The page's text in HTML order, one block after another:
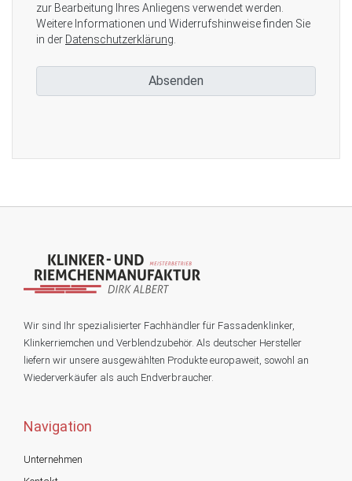
zur Bearbeitung Ihres Anliegens verwendet werden.
Weitere Informationen und Widerrufshinweise finden Sie
in der Datenschutzerklärung
Wir sind Ihr spezialisierter Fachhändler für Fassadenklinker,
Klinkerriemchen und Verblendzubehör. Als deutscher Hersteller
liefern wir unsere ausgewählten Produkte europaweit, sowohl an
Wiederverkäufer als auch Endverbraucher.
Navigation
Unternehmen